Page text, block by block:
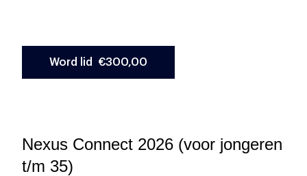
Nexus Connect 2026 (voor jongeren
t/m 35)